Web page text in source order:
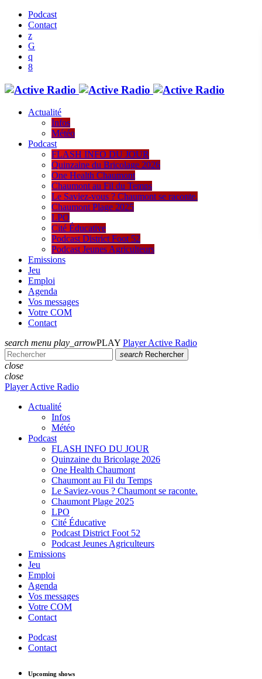
Podcast
Contact
Actualité
Infos
Météo
Podcast
FLASH INFO DU JOUR
Quinzaine du Bricolage 2026
One Health Chaumont
Chaumont au Fil du Temps
Le Saviez-vous ? Chaumont se raconte.
Chaumont Plage 2025
LPO
Cité Éducative
Podcast District Foot 52
Podcast Jeunes Agriculteurs
Emissions
Jeu
Emploi
Agenda
Vos messages
Votre COM
Contact
search menu play_arrowPLAY Player Active Radio
search Rechercher
close
close
Player Active Radio
Actualité
Infos
Météo
Podcast
FLASH INFO DU JOUR
Quinzaine du Bricolage 2026
One Health Chaumont
Chaumont au Fil du Temps
Le Saviez-vous ? Chaumont se raconte.
Chaumont Plage 2025
LPO
Cité Éducative
Podcast District Foot 52
Podcast Jeunes Agriculteurs
Emissions
Jeu
Emploi
Agenda
Vos messages
Votre COM
Contact
Podcast
Contact
Upcoming shows